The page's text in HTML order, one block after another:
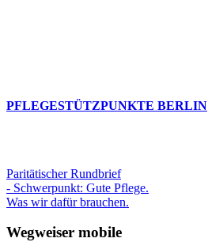
PFLEGESTÜTZPUNKTE BERLIN
Paritätischer Rundbrief
- Schwerpunkt: Gute Pflege.
Was wir dafür brauchen.
Wegweiser mobile